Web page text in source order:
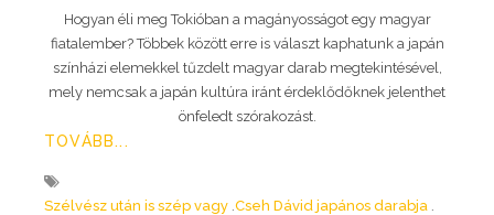
Hogyan éli meg Tokióban a magányosságot egy magyar
fiatalember? Többek között erre is választ kaphatunk a japán
színházi elemekkel tűzdelt magyar darab megtekintésével,
mely nemcsak a japán kultúra iránt érdeklődőknek jelenthet
önfeledt szórakozást.
TOVÁBB...
Szélvész után is szép vagy Cseh Dávid japános darabja